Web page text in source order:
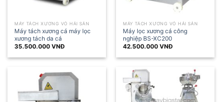
MÁY TÁCH XƯƠNG VỎ HẢI SẢN
Máy tách xương cá máy lọc
xương tách da cá
35.500.000VNĐ
MÁY TÁCH XƯƠNG VỎ HẢI SẢN
Máy lọc xương cá công
nghiệp BS-XC200
42.500.000VNĐ